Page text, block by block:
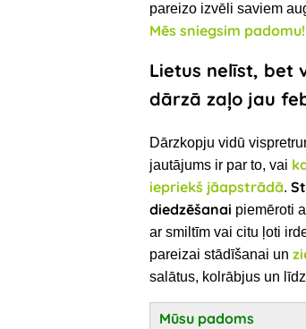
pareizo izvēli saviem
Mēs sniegsim padomu!
Lietus nelīst, bet
dārzā zaļo jau
Dārzkopju vidū
jautājums ir par to, vai
iepriekš jāapstrādā.
diedzēšanai piemēroti
ar smiltīm vai citu ļoti
pareizai stādīšanai un
salātus, kolrābjus un
Mūsu padoms